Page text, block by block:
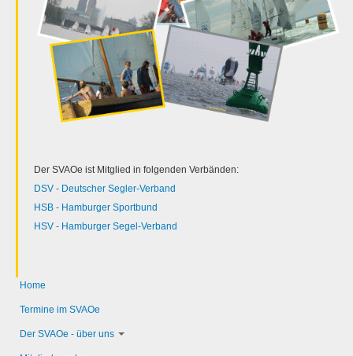
Der SVAOe ist Mitglied in folgenden Verbänden:
DSV - Deutscher Segler-Verband
HSB - Hamburger Sportbund
HSV - Hamburger Segel-Verband
Home
Termine im SVAOe
Der SVAOe - über uns